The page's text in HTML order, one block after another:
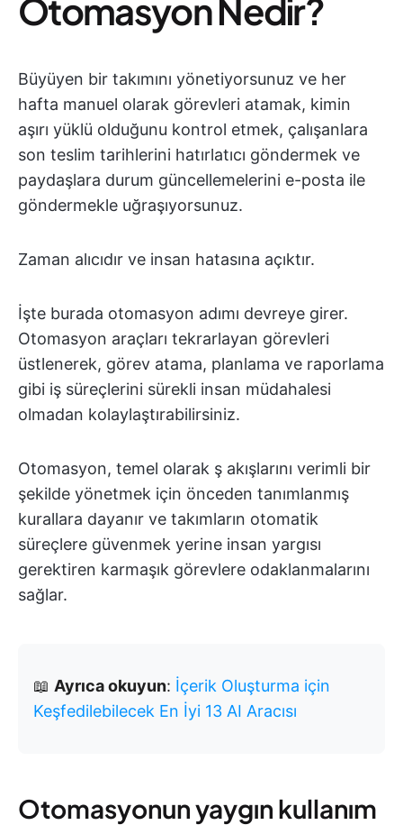
Otomasyon Nedir?
Büyüyen bir takımını yönetiyorsunuz ve her
hafta manuel olarak görevleri atamak, kimin
aşırı yüklü olduğunu kontrol etmek, çalışanlara
son teslim tarihlerini hatırlatıcı göndermek ve
paydaşlara durum güncellemelerini e-posta ile
göndermekle uğraşıyorsunuz.
Zaman alıcıdır ve insan hatasına açıktır.
İşte burada otomasyon adımı devreye girer.
Otomasyon araçları tekrarlayan görevleri
üstlenerek, görev atama, planlama ve raporlama
gibi iş süreçlerini sürekli insan müdahalesi
olmadan kolaylaştırabilirsiniz.
Otomasyon, temel olarak ş akışlarını verimli bir
şekilde yönetmek için önceden tanımlanmış
kurallara dayanır ve takımların otomatik
süreçlere güvenmek yerine insan yargısı
gerektiren karmaşık görevlere odaklanmalarını
sağlar.
📖 Ayrıca okuyun: İçerik Oluşturma için
Keşfedilebilecek En İyi 13 AI Aracısı
Otomasyonun yaygın kullanım